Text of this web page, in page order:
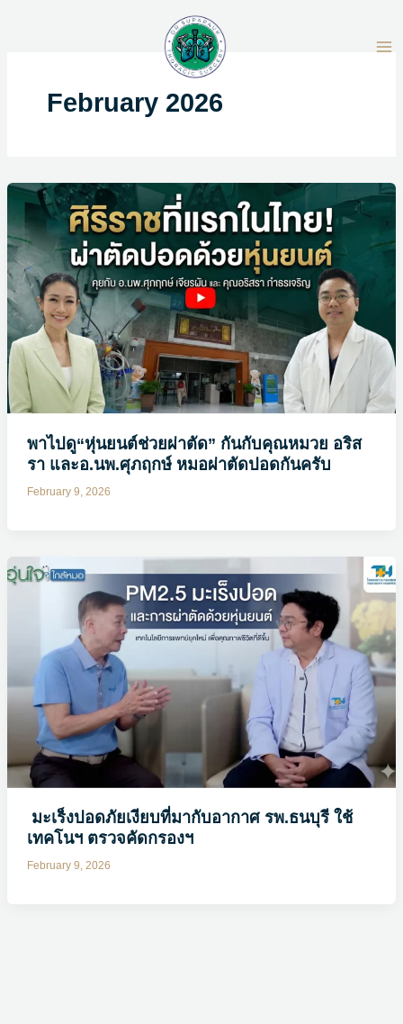
February 2026
พาไปดู“หุ่นยนต์ช่วยผ่าตัด” กันกับคุณหมวย อริส
รา และอ.นพ.ศุภฤกษ์ หมอผ่าตัดปอดกันครับ
February 9, 2026
มะเร็งปอดภัยเงียบที่มากับอากาศ รพ.ธนบุรี ใช้
เทคโนฯ ตรวจคัดกรองฯ
February 9, 2026